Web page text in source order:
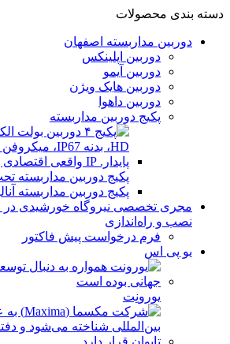
دسته بندی محصولات
دوربین مداربسته اصفهان
دوربین اپلینکس
دوربین آیمو
دوربین هایک ویژن
دوربین داهوا
پکیج دوربین مداربسته
پکیج دوربین مداربسته
پکیج دوربین مداربسته
مجری تخصصی نیروگاه خورشیدی در
نصب و راه‌اندازی
فرم درخواست پیش فاکتور
یو پی اس
یورونِت